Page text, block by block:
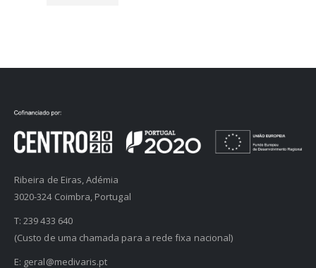
Ribeira de Eiras, Adémia
3020-324 Coimbra, Portugal
T:239 433 640
(Custo de uma chamada para a rede fixa nacional)
E: geral@medivaris.pt